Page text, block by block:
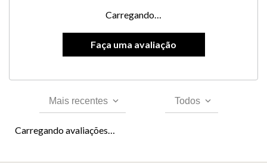
Carregando…
Mais recentes Todos
Carregando avaliações…